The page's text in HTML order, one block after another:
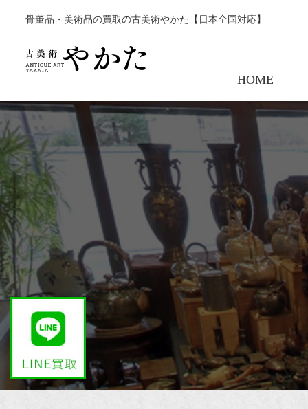
骨董品・美術品の買取の古美術やかた【日本全国対応】
HOME